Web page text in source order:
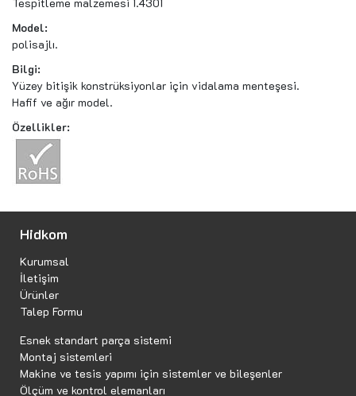
Tespitleme malzemesi 1.4301
Model:
polisajlı.
Bilgi:
Yüzey bitişik konstrüksiyonlar için vidalama menteşesi.
Hafif ve ağır model.
Özellikler:
Hidkom
Kurumsal
İletişim
Ürünler
Talep Formu
Esnek standart parça sistemi
Montaj sistemleri
Makine ve tesis yapımı için sistemler ve bileşenler
Ölçüm ve kontrol elemanları